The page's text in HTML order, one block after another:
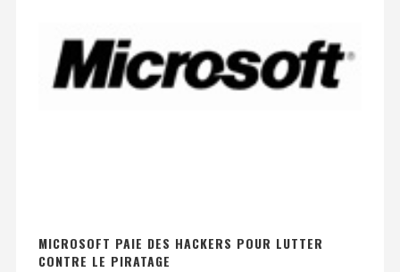
MICROSOFT PAIE DES HACKERS POUR LUTTER
CONTRE LE PIRATAGE